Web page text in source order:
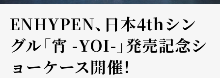
ENHYPEN、日本4thシン
グル「宵 -YOI-」発売記念シ
ョーケース開催！